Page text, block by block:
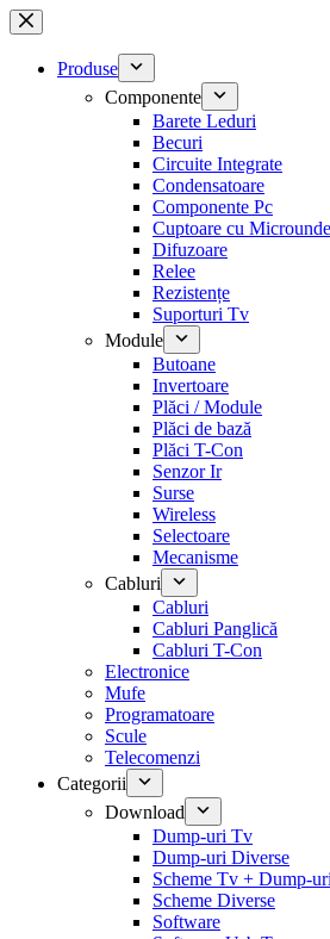
Sari
la
conținutProduse
Componente
Barete Leduri
Becuri
Circuite Integrate
Condensatoare
Componente Pc
Cuptoare cu Microunde
Difuzoare
Relee
Rezistențe
Suporturi Tv
Module
Butoane
Invertoare
Plăci / Module
Plăci de bază
Plăci T-Con
Senzor Ir
Surse
Wireless
Selectoare
Mecanisme
Cabluri
Cabluri
Cabluri Panglică
Cabluri T-Con
Electronice
Mufe
Programatoare
Scule
Telecomenzi
Categorii
Download
Dump-uri Tv
Dump-uri Diverse
Scheme Tv + Dump-uri
Scheme Diverse
Software